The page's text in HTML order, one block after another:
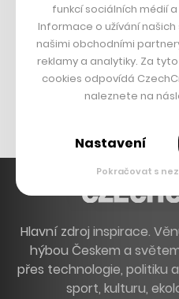
DESIGN
Bomma není tichá
Originální hodinky
Nábytek z betonu
Hlavní zdroj inspirace.
hýbou Českem a
přes technologie, politiku
sport, kulturu,
funkcí sociálních médií
Informace o užívání
našimi obchodními
reklamy a analytiky. Za
cookies odpovídá
naleznete na
Nastavení
Pokračovat s